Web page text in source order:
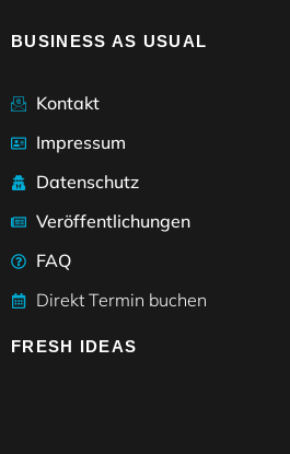
BUSINESS AS USUAL
Kontakt
Impressum
Datenschutz
Veröffentlichungen
FAQ
Direkt Termin buchen
FRESH IDEAS